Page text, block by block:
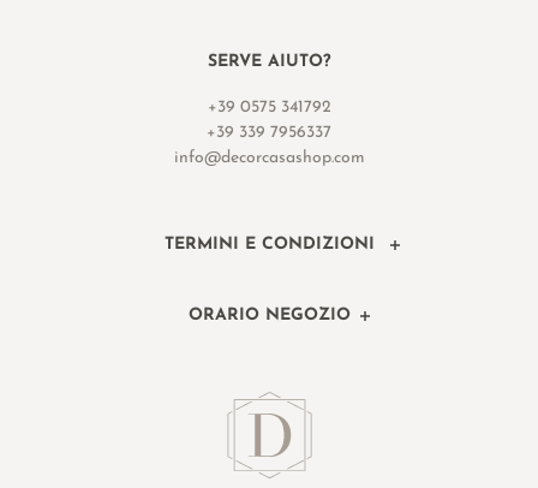
SERVE AIUTO?
+39 0575 341792
+39 339 7956337
info@decorcasashop.com
TERMINI E CONDIZIONI
ORARIO NEGOZIO